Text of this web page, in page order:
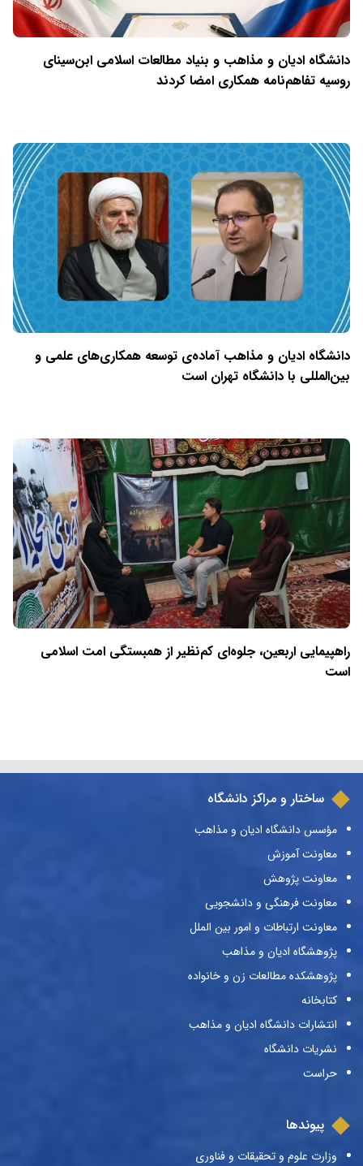
دانشگاه ادیان و مذاهب و بنیاد مطالعات اسلامی ابن‌سینای
روسیه تفاهم‌نامه همکاری امضا کردند
دانشگاه ادیان و مذاهب آماده‌ی توسعه همکاری‌های علمی و
بین‌المللی با دانشگاه تهران است
راهپیمایی اربعین، جلوه‌ای کم‌نظیر از همبستگی امت اسلامی
است
ساختار و مراکز دانشگاه
مؤسس دانشگاه ادیان و مذاهب
معاونت آموزش
معاونت پژوهش
معاونت فرهنگی و دانشجویی
معاونت ارتباطات و امور بین الملل
پژوهشگاه ادیان و مذاهب
پژوهشکده مطالعات زن و خانواده
کتابخانه
انتشارات دانشگاه ادیان و مذاهب
نشریات دانشگاه
حراست
پیوندها
وزارت علوم و تحقیقات و فناوری